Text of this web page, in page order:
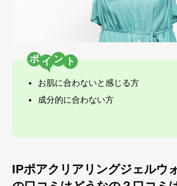
ポ ン
お肌に合わないと感じる方
成分的に合わない方
IPポアクリアリングジェルウ